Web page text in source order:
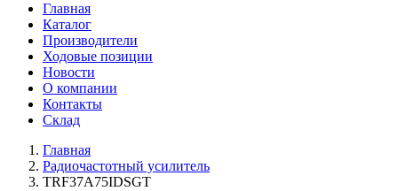
Главная
Каталог
Производители
Ходовые позиции
Новости
О компании
Контакты
Склад
Главная
Радиочастотный усилитель
TRF37A75IDSGT